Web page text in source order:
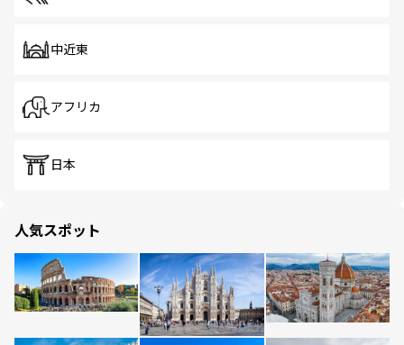
中近東
アフリカ
日本
人気スポット